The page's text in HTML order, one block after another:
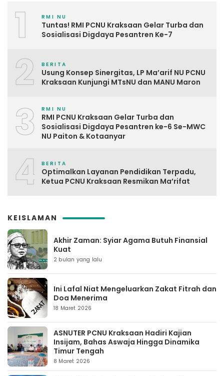
1 RMI NU
Tuntas! RMI PCNU Kraksaan Gelar Turba dan
Sosialisasi Digdaya Pesantren Ke-7
2 BERITA
Usung Konsep Sinergitas, LP Ma’arif NU PCNU
Kraksaan Kunjungi MTsNU dan MANU Maron
3 RMI NU
RMI PCNU Kraksaan Gelar Turba dan
Sosialisasi Digdaya Pesantren ke-6 Se-MWC
NU Paiton & Kotaanyar
4 BERITA
Optimalkan Layanan Pendidikan Terpadu,
Ketua PCNU Kraksaan Resmikan Ma’rifat
KEISLAMAN
Akhir Zaman: Syiar Agama Butuh Finansial
Kuat
2 bulan yang lalu
Ini Lafal Niat Mengeluarkan Zakat Fitrah dan
Doa Menerima
18 Maret 2026
ASNUTER PCNU Kraksaan Hadiri Kajian
Insijam, Bahas Aswaja Hingga Dinamika
Timur Tengah
8 Maret 2026